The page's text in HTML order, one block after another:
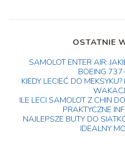
OSTATNIE
SAMOLOT ENTER AIR:
BOEING
KIEDY LECIEĆ DO
ILE LECI SAMOLOT Z CHIN
PRAKTYCZNE
NAJLEPSZE BUTY DO
IDEALNY